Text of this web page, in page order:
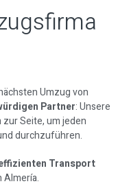
Umzug von
Partner: Unsere
Seite, um jeden
durchzuführen.
Transport
Almería.